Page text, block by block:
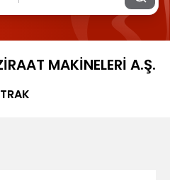
MAKİNELERİ A.Ş.